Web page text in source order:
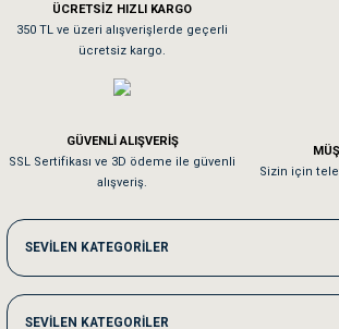
Sa**** On******
Kedilerim beğeniyorlar. Memnunuz. Uygun fiyatta
Me***** Ya******
Akşam verdiğim sipariş bir sonraki gün elime ulaştı.
ÜCRETSİZ HIZLI KARGO
350 TL ve üzeri alışverişlerde geçerli
ücretsiz kargo.
GÜVENLİ ALIŞVERİŞ
SSL Sertifikası ve 3D ödeme ile güvenli
alışveriş.
Sizin için
SEVİLEN KATEGORİLER
SEVİLEN KATEGORİLER